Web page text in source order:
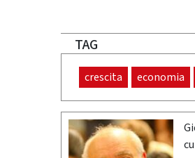
TAG
crescita economia